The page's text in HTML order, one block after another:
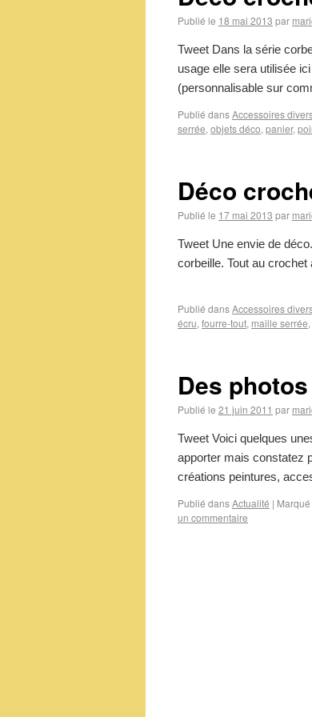
Publié le 18 mai 2013 par
Tweet Dans la série
usage elle sera utilisée
(personnalisable sur
Publié dansAccessoires
serrée, objets déco, panier,
Déco
Publié le 17 mai 2013 par
Tweet Une envie de
corbeille. Tout au
Publié dansAccessoires
écru, fourre-tout, maille serrée,
Des
Publié le 21 juin 2011 par
Tweet Voici quelques
apporter mais constatez
créations peintures,
Publié dansActualité |
un commentaire